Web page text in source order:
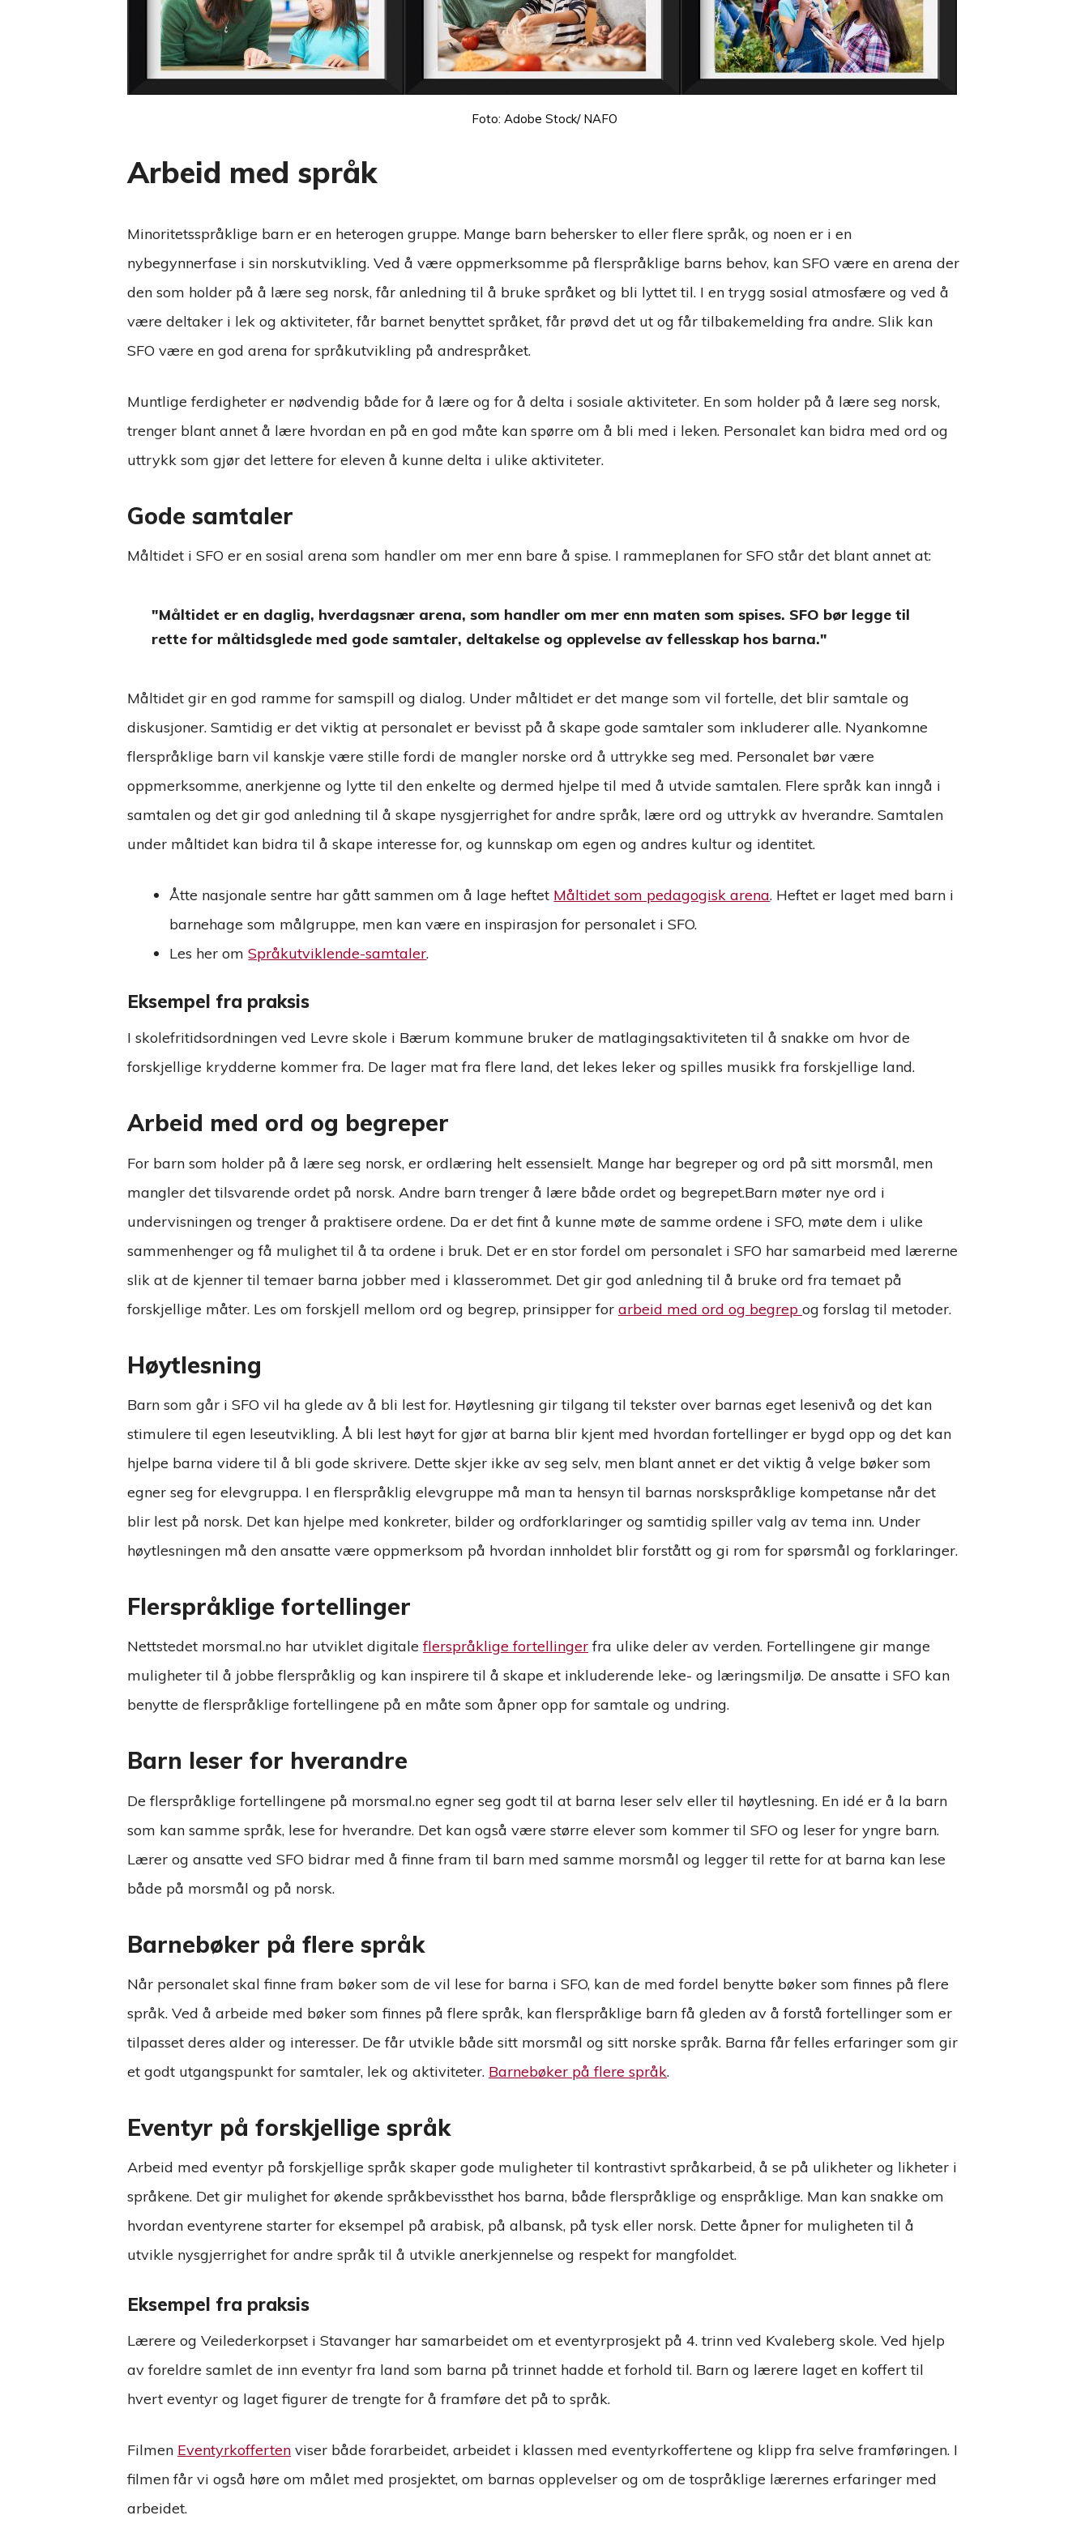
Foto: Adobe Stock/ NAFO
Arbeid med språk
Minoritetsspråklige barn er en heterogen gruppe. Mange barn behersker to eller flere språk, og noen er i en
nybegynnerfase i sin norskutvikling. Ved å være oppmerksomme på flerspråklige barns behov, kan SFO være en arena der
den som holder på å lære seg norsk, får anledning til å bruke språket og bli lyttet til. I en trygg sosial atmosfære og ved å
være deltaker i lek og aktiviteter, får barnet benyttet språket, får prøvd det ut og får tilbakemelding fra andre. Slik kan
SFO være en god arena for språkutvikling på andrespråket.
Muntlige ferdigheter er nødvendig både for å lære og for å delta i sosiale aktiviteter. En som holder på å lære seg norsk,
trenger blant annet å lære hvordan en på en god måte kan spørre om å bli med i leken. Personalet kan bidra med ord og
uttrykk som gjør det lettere for eleven å kunne delta i ulike aktiviteter.
Gode samtaler
Måltidet i SFO er en sosial arena som handler om mer enn bare å spise. I rammeplanen for SFO står det blant annet at:
Måltidet er en daglig, hverdagsnær arena, som handler om mer enn maten som spises. SFO bør legge til
rette for måltidsglede med gode samtaler, deltakelse og opplevelse av fellesskap hos barna.
Måltidet gir en god ramme for samspill og dialog. Under måltidet er det mange som vil fortelle, det blir samtale og
diskusjoner. Samtidig er det viktig at personalet er bevisst på å skape gode samtaler som inkluderer alle. Nyankomne
flerspråklige barn vil kanskje være stille fordi de mangler norske ord å uttrykke seg med. Personalet bør være
oppmerksomme, anerkjenne og lytte til den enkelte og dermed hjelpe til med å utvide samtalen. Flere språk kan inngå i
samtalen og det gir god anledning til å skape nysgjerrighet for andre språk, lære ord og uttrykk av hverandre. Samtalen
under måltidet kan bidra til å skape interesse for, og kunnskap om egen og andres kultur og identitet.
Åtte nasjonale sentre har gått sammen om å lage heftet Måltidet som pedagogisk arena. Heftet er laget med barn i
barnehage som målgruppe, men kan være en inspirasjon for personalet i SFO.
Les her omSpråkutviklende-samtaler.
Eksempel fra praksis
I skolefritidsordningen ved Levre skole i Bærum kommune bruker de matlagingsaktiviteten til å snakke om hvor de
forskjellige krydderne kommer fra. De lager mat fra flere land, det lekes leker og spilles musikk fra forskjellige land.
Arbeid med ord og begreper
For barn som holder på å lære seg norsk, er ordlæring helt essensielt. Mange har begreper og ord på sitt morsmål, men
mangler det tilsvarende ordet på norsk. Andre barn trenger å lære både ordet og begrepet.Barn møter nye ord i
undervisningen og trenger å praktisere ordene. Da er det fint å kunne møte de samme ordene i SFO, møte dem i ulike
sammenhenger og få mulighet til å ta ordene i bruk. Det er en stor fordel om personalet i SFO har samarbeid med lærerne
slik at de kjenner til temaer barna jobber med i klasserommet. Det gir god anledning til å bruke ord fra temaet på
forskjellige måter. Les om forskjell mellom ord og begrep, prinsipper for arbeid med ord og begrep og forslag til metoder.
Høytlesning
Barn som går i SFO vil ha glede av å bli lest for. Høytlesning gir tilgang til tekster over barnas eget lesenivå og det kan
stimulere til egen leseutvikling. Å bli lest høyt for gjør at barna blir kjent med hvordan fortellinger er bygd opp og det kan
hjelpe barna videre til å bli gode skrivere. Dette skjer ikke av seg selv, men blant annet er det viktig å velge bøker som
egner seg for elevgruppa. I en flerspråklig elevgruppe må man ta hensyn til barnas norskspråklige kompetanse når det
blir lest på norsk. Det kan hjelpe med konkreter, bilder og ordforklaringer og samtidig spiller valg av tema inn. Under
høytlesningen må den ansatte være oppmerksom på hvordan innholdet blir forstått og gi rom for spørsmål og forklaringer.
Flerspråklige fortellinger
Nettstedet morsmal.no har utviklet digitaleflerspråklige fortellinger fra ulike deler av verden. Fortellingene gir mange
muligheter til å jobbe flerspråklig og kan inspirere til å skape et inkluderende leke- og læringsmiljø. De ansatte i SFO kan
benytte de flerspråklige fortellingene på en måte som åpner opp for samtale og undring.
Barn leser for hverandre
De flerspråklige fortellingene på morsmal.no egner seg godt til at barna leser selv eller til høytlesning. En idé er å la barn
som kan samme språk, lese for hverandre. Det kan også være større elever som kommer til SFO og leser for yngre barn.
Lærer og ansatte ved SFO bidrar med å finne fram til barn med samme morsmål og legger til rette for at barna kan lese
både på morsmål og på norsk.
Barnebøker på flere språk
Når personalet skal finne fram bøker som de vil lese for barna i SFO, kan de med fordel benytte bøker som finnes på flere
språk. Ved å arbeide med bøker som finnes på flere språk, kan flerspråklige barn få gleden av å forstå fortellinger som er
tilpasset deres alder og interesser. De får utvikle både sitt morsmål og sitt norske språk. Barna får felles erfaringer som gir
et godt utgangspunkt for samtaler, lek og aktiviteter. Barnebøker på flere språk.
Eventyr på forskjellige språk
Arbeid med eventyr på forskjellige språk skaper gode muligheter til kontrastivt språkarbeid, å se på ulikheter og likheter i
språkene. Det gir mulighet for økende språkbevissthet hos barna, både flerspråklige og enspråklige. Man kan snakke om
hvordan eventyrene starter for eksempel på arabisk, på albansk, på tysk eller norsk. Dette åpner for muligheten til å
utvikle nysgjerrighet for andre språk til å utvikle anerkjennelse og respekt for mangfoldet.
Eksempel fra praksis
Lærere og Veilederkorpset i Stavanger har samarbeidet om et eventyrprosjekt på 4. trinn ved Kvaleberg skole. Ved hjelp
av foreldre samlet de inn eventyr fra land som barna på trinnet hadde et forhold til. Barn og lærere laget en koffert til
hvert eventyr og laget figurer de trengte for å framføre det på to språk.
Filmen Eventyrkofferten viser både forarbeidet, arbeidet i klassen med eventyrkoffertene og klipp fra selve framføringen. I
filmen får vi også høre om målet med prosjektet, om barnas opplevelser og om de tospråklige lærernes erfaringer med
arbeidet.